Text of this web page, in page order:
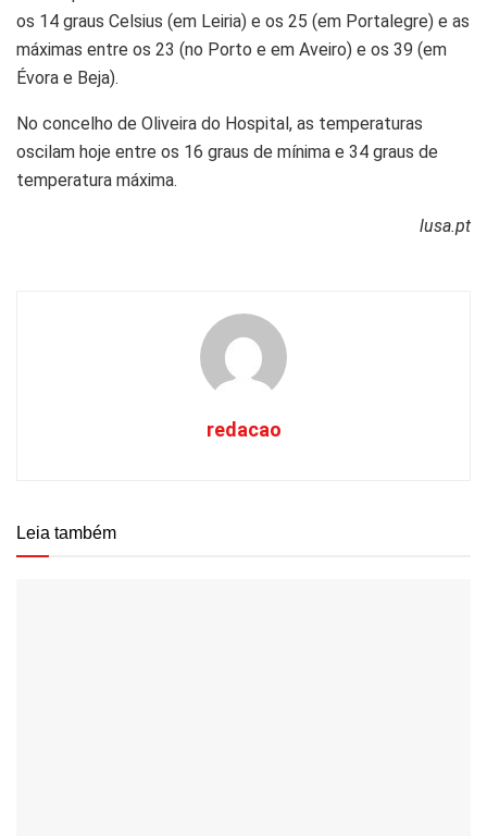
os 14 graus Celsius (em Leiria) e os 25 (em Portalegre) e as
máximas entre os 23 (no Porto e em Aveiro) e os 39 (em
Évora e Beja).
No concelho de Oliveira do Hospital, as temperaturas
oscilam hoje entre os 16 graus de mínima e 34 graus de
temperatura máxima.
lusa.pt
redacao
Leia também